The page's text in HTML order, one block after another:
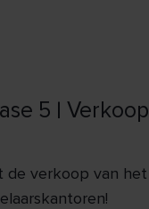
5 |
de verkoop van